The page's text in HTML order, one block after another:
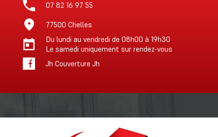
07 82 16 97 55
77500 Chelles
Du lundi au vendredi de 08h00 à 19h30
Le samedi uniquement sur rendez-vous
Jh Couverture Jh